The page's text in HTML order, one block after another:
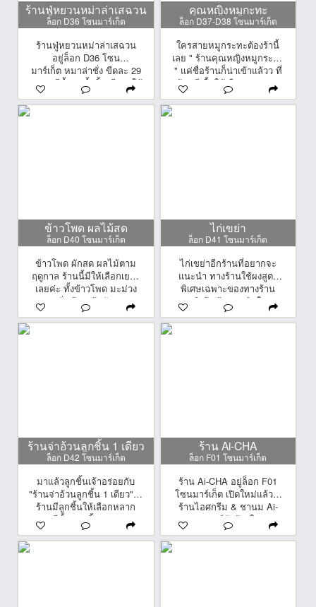
ร้านฟู่หยวนหม่าล่าเสฉวน
ล็อก D36 โซนมาร์เก็ต
ร้านฟู่หยวนหม่าล่าเสฉวน
อยู่ล็อก D36 โซน
มาร์เก็ต หมาล่าชั่ง ขีดละ 29
บาท ฟรีน้ำซุปน้ำจิ้ม มีของให้
เลือกหลากหลายทั้ง เนื้อ ลูก
ชิ้น ผัก เส้น ครบจบ รับลอง
คุณหญิงหมูกะทะ
ล็อก D37-D38 โซนมาร์เก็ต
ใครสายหมูกระทะต้องร้านี้
เลย " ร้านคุณหญิงหมูกระทะ
" แค่ชื่อร้านก็น่าเข้าแล้วว ที่
ร้านมีเนื้อให้เลือกมากมาย
ทั้งสด สะอาด และอร่อย แถม
ยังมีน้ำจิ้มให้เลือกตามชอบ
ข้าวโพด ผลไม้สด
ล็อก D40 โซนมาร์เก็ต
ข้าวโพด ผักสด ผลไม้ตาม
ฤดูกาล ร้านนี้มีให้เลือกเยอะ
เลยค่ะ ทั้งข้าวโพด มะม่วง
ชมพู่ ฝรั่ง ส้ม แก้วมังกร ฯลฯ
สด สะอาด ปลอดสาร ส่งตรง
จากสวน ราคากันเอง แวะมา
ไก่เขย่า
ล็อก D41 โซนมาร์เก็ต
ไก่เขย่าอีกร้านที่อยากจะ
แนะนำ ทางร้านใช้ผงสูตร
พิเศษเฉพาะของทางร้าน
รสชาติเข้มข้นชวนติดใจมาก
เลยจ้าา มีให้เลือก 4 แบบด้วย
กันทั้ง หนังไก่ เอ็นไก่ เห็ด
ร้านจ่าอ้วนลูกชิ้น 1 เดียว
ล็อก D42 โซนมาร์เก็ต
มาเเล้วลูกชิ้นเจ้าอร่อยกับ
"ร้านจ่าอ้วนลูกชิ้น 1 เดียว" ที่
ร้านมีลูกชิ้นให้เลือกหลาก
หลายมีทั้งเเบบ ปิ้ง-ทอด ราคา
ไม้ละ 5 - 10 บาท เเละที่เด็ด
คือ ตัวน้ำจิ้มที่เป็นน้ำจิ้ม
ร้าน Ai-CHA
ล็อก F01 โซนมาร์เก็ต
ร้าน Ai-CHA อยู่ล็อก F01
โซนมาร์เก็ต เปิดใหม่แล้วว!
ร้านไอศกรีม & ชานม Ai-
CHA แบรนด์ดังน้องใหม่จาก
อินโดนีเซีย ที่คัดเลือกวัตถุดิบ
คุณภาพดีที่สุดจากทั่วโลก